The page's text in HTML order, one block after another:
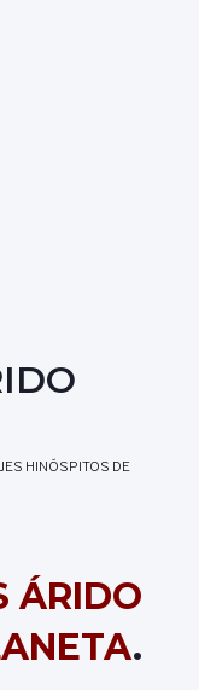
HINÓSPITOS DE
ÁRIDO
.